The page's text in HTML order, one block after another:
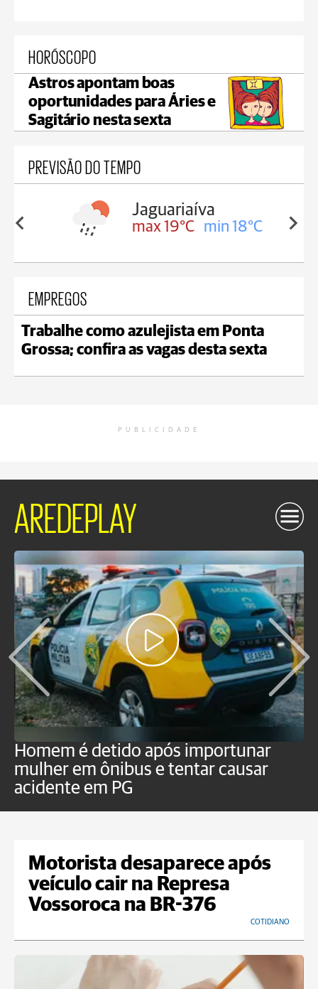
HORÓSCOPO
Astros apontam boas
oportunidades para Áries e
Sagitário nesta sexta
PREVISÃO DO TEMPO
18°C
Tibagi
max 19°C min 18°C
EMPREGOS
Trabalhe como azulejista em Ponta
Grossa; confira as vagas desta sexta
PUBLICIDADE
AREDEPLAY
Homem é detido após importunar
mulher em ônibus e tentar causar
acidente em PG
Motorista desaparece após
veículo cair na Represa
Vossoroca na BR-376
COTIDIANO